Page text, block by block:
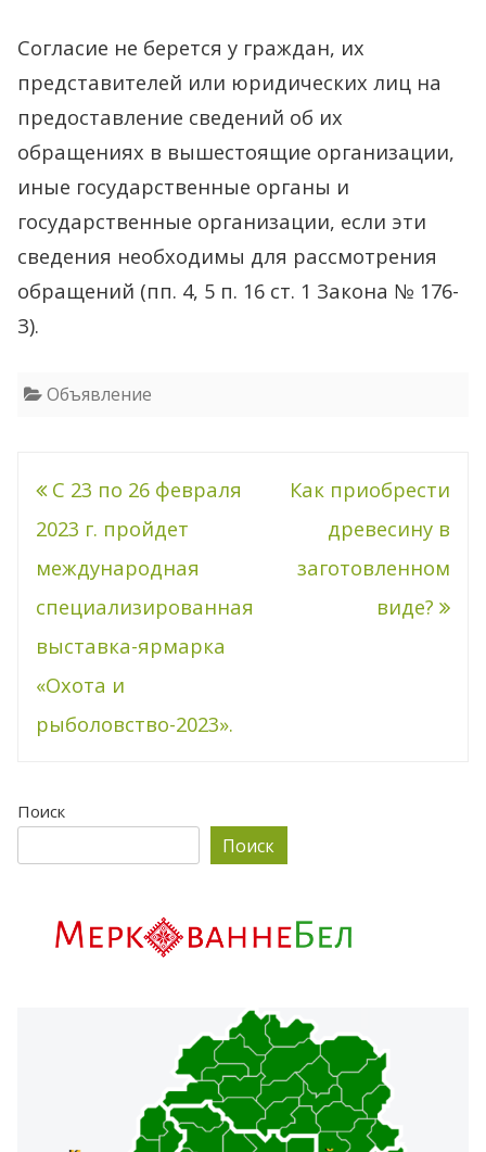
Согласие не берется у граждан, их
представителей или юридических лиц на
предоставление сведений об их
обращениях в вышестоящие организации,
иные государственные органы и
государственные организации, если эти
сведения необходимы для рассмотрения
обращений (пп. 4, 5 п. 16 ст. 1 Закона № 176-
З).
Объявление
Навигация
по
записям
С 23 по 26 февраля
2023 г. пройдет
международная
специализированная
выставка-ярмарка
«Охота и
рыболовство-2023».
Как приобрести
древесину в
заготовленном
виде?
Поиск
Поиск